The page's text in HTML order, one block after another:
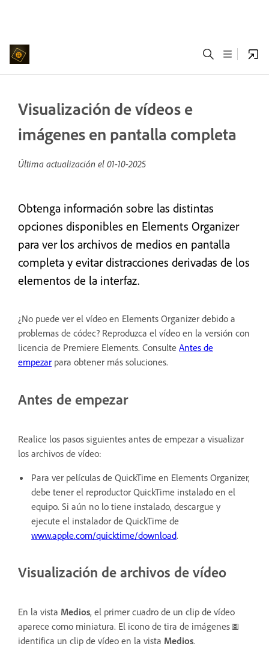
Visualización de vídeos e
imágenes en pantalla completa
Última actualización el 01-10-2025
Obtenga información sobre las distintas
opciones disponibles en Elements Organizer
para ver los archivos de medios en pantalla
completa y evitar distracciones derivadas de los
elementos de la interfaz.
¿No puede ver el vídeo en Elements Organizer debido a
problemas de códec? Reproduzca el vídeo en la versión con
licencia de Premiere Elements. Consulte Antes de
empezar para obtener más soluciones.
Antes de empezar
Realice los pasos siguientes antes de empezar a visualizar
los archivos de vídeo:
Para ver películas de QuickTime en Elements Organizer,
debe tener el reproductor QuickTime instalado en el
equipo. Si aún no lo tiene instalado, descargue y
ejecute el instalador de QuickTime de
www.apple.com/quicktime/download.
Visualización de archivos de vídeo
En la vista Medios, el primer cuadro de un clip de vídeo
aparece como miniatura. El icono de tira de imágenes
identifica un clip de vídeo en la vista Medios.